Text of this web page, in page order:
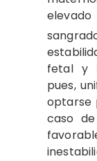
fetal y
pues,
optarse
caso